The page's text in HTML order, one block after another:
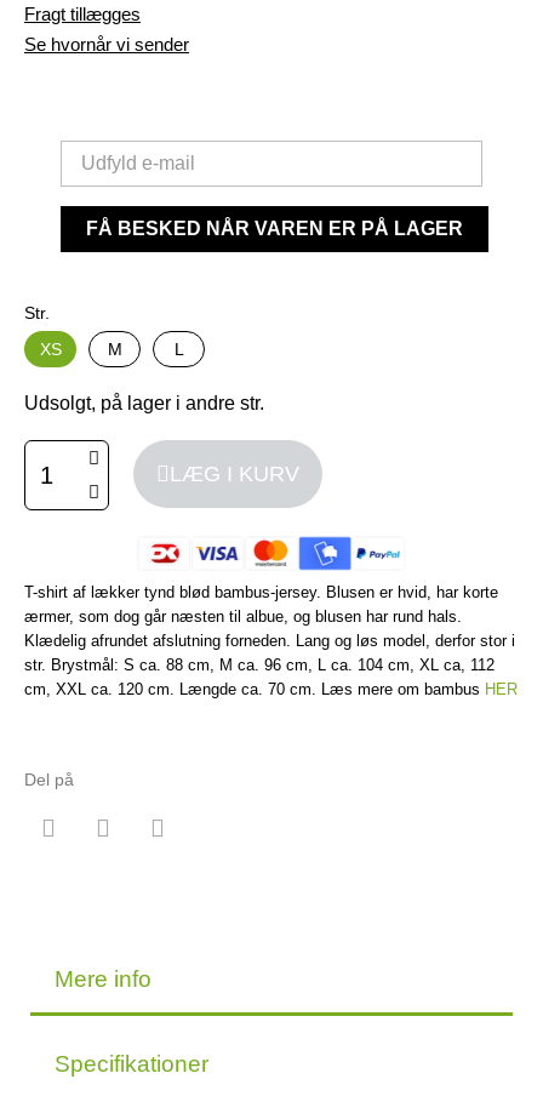
Fragt tillægges
Se hvornår vi sender
FÅ BESKED NÅR VAREN ER PÅ LAGER
Str.
XS
M L
Udsolgt, på lager i andre str.
LÆG I KURV
T-shirt af lækker tynd blød bambus-jersey. Blusen er hvid, har korte
ærmer, som dog går næsten til albue, og blusen har rund hals.
Klædelig afrundet afslutning forneden. Lang og løs model, derfor stor i
str. Brystmål: S ca. 88 cm, M ca. 96 cm, L ca. 104 cm, XL ca, 112
cm, XXL ca. 120 cm. Længde ca. 70 cm. Læs mere om bambus HER
Del på
Mere info
Specifikationer